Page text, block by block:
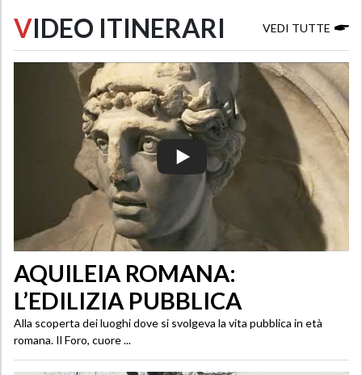
VIDEO ITINERARI VEDI TUTTE
AQUILEIA ROMANA:
L’EDILIZIA PUBBLICA
Alla scoperta dei luoghi dove si svolgeva la vita pubblica in età
romana. Il Foro, cuore ...